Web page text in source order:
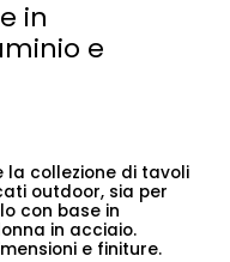
in
e
la collezione di tavoli
outdoor, sia per
con base in
in acciaio.
e finiture.